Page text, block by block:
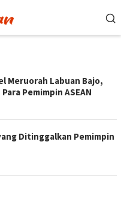
Meruorah Labuan Bajo,
Pemimpin ASEAN
Ditinggalkan Pemimpin